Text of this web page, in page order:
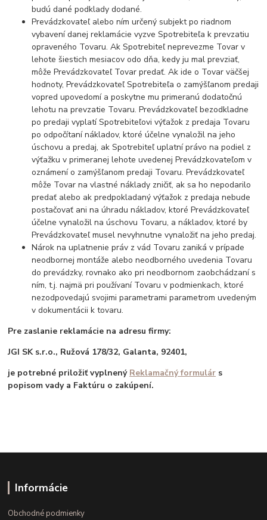
budú dané podklady dodané.
Prevádzkovateľ alebo ním určený subjekt po riadnom
vybavení danej reklamácie vyzve Spotrebiteľa k prevzatiu
opraveného Tovaru. Ak Spotrebiteľ neprevezme Tovar v
lehote šiestich mesiacov odo dňa, kedy ju mal prevziať,
môže Prevádzkovateľ Tovar predať. Ak ide o Tovar väčšej
hodnoty, Prevádzkovateľ Spotrebiteľa o zamýšľanom predaji
vopred upovedomí a poskytne mu primeranú dodatočnú
lehotu na prevzatie Tovaru. Prevádzkovateľ bezodkladne
po predaji vyplatí Spotrebiteľovi výťažok z predaja Tovaru
po odpočítaní nákladov, ktoré účelne vynaložil na jeho
úschovu a predaj, ak Spotrebiteľ uplatní právo na podiel z
výťažku v primeranej lehote uvedenej Prevádzkovateľom v
oznámení o zamýšľanom predaji Tovaru. Prevádzkovateľ
môže Tovar na vlastné náklady zničiť, ak sa ho nepodarilo
predať alebo ak predpokladaný výťažok z predaja nebude
postačovať ani na úhradu nákladov, ktoré Prevádzkovateľ
účelne vynaložil na úschovu Tovaru, a nákladov, ktoré by
Prevádzkovateľ musel nevyhnutne vynaložiť na jeho predaj.
Nárok na uplatnenie práv z vád Tovaru zaniká v prípade
neodbornej montáže alebo neodborného uvedenia Tovaru
do prevádzky, rovnako ako pri neodbornom zaobchádzaní s
ním, t.j. najmä pri používaní Tovaru v podmienkach, ktoré
nezodpovedajú svojimi parametrami parametrom uvedeným
v dokumentácii k tovaru.
Pre zaslanie reklamácie na adresu firmy:
JGI SK s.r.o., Ružová 178/32, Galanta, 92401,
je potrebné priložiť vyplnený Reklamačný formulár s
popisom vady a Faktúru o zakúpení.
Informácie
Obchodné podmienky